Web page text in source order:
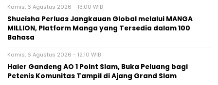
Kamis, 6 Agustus 2026 - 13:00 WIB
Shueisha Perluas Jangkauan Global melalui MANGA
MILLION, Platform Manga yang Tersedia dalam 100
Bahasa
Kamis, 6 Agustus 2026 - 12:10 WIB
Haier Gandeng AO 1 Point Slam, Buka Peluang bagi
Petenis Komunitas Tampil di Ajang Grand Slam